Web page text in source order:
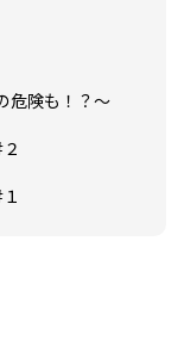
危険も！？～